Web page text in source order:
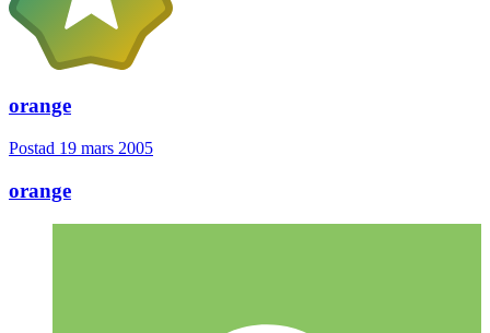
orange
Postad 19 mars 2005
orange